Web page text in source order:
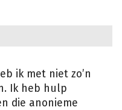
ik met niet zo’n
Ik heb hulp
die anonieme